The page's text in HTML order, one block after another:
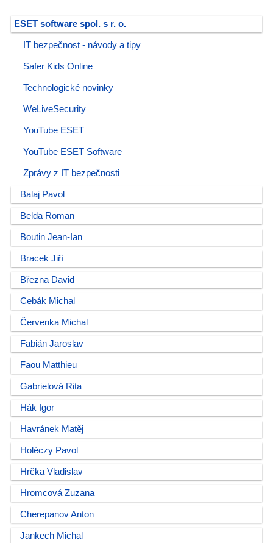
ESET software spol. s r. o.
IT bezpečnost - návody a tipy
Safer Kids Online
Technologické novinky
WeLiveSecurity
YouTube ESET
YouTube ESET Software
Zprávy z IT bezpečnosti
Balaj Pavol
Belda Roman
Boutin Jean-Ian
Bracek Jiří
Března David
Cebák Michal
Červenka Michal
Fabián Jaroslav
Faou Matthieu
Gabrielová Rita
Hák Igor
Havránek Matěj
Holéczy Pavol
Hrčka Vladislav
Hromcová Zuzana
Cherepanov Anton
Jankech Michal